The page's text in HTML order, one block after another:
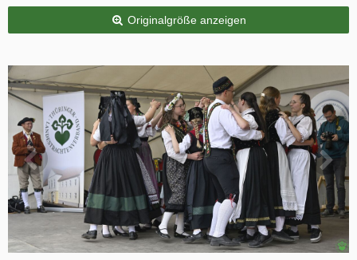
Originalgröße anzeigen